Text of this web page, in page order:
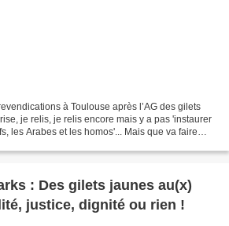
à Toulouse après l’AG des gilets
je relis, je relis encore mais y a pas 'instaurer
les Arabes et les homos'... Mais que va faire
: Des gilets jaunes au(x)
justice, dignité ou rien !